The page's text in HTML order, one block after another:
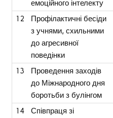
емоційного інтелекту
12
Профілактичні бесіди
з учнями, схильними
до агресивної
поведінки
13
Проведення заходів
до Міжнародного дня
боротьби з булінгом
14
Співпраця зі